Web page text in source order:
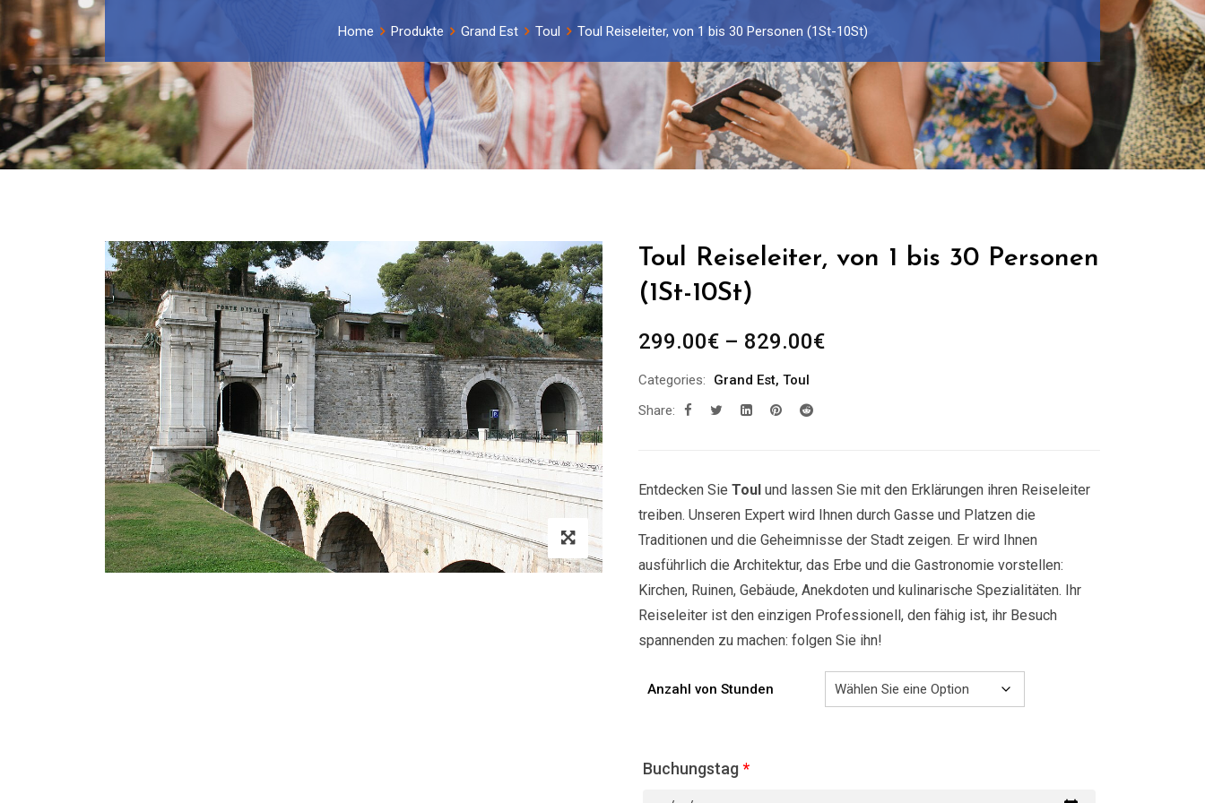
Home Produkte Grand Est Toul Toul Reiseleiter, von 1 bis 30 Personen (1St-10St)
Toul Reiseleiter, von 1 bis 30 Personen
(1St-10St)
299.00€ – 829.00€Preisspanne:
Categories: Grand Est, Toul
Share:
Entdecken Sie Toul und lassen Sie mit den Erklärungen ihren Reiseleiter
treiben. Unseren Expert wird Ihnen durch Gasse und Platzen die
Traditionen und die Geheimnisse der Stadt zeigen. Er wird Ihnen
ausführlich die Architektur, das Erbe und die Gastronomie vorstellen:
Kirchen, Ruinen, Gebäude, Anekdoten und kulinarische Spezialitäten. Ihr
Reiseleiter ist den einzigen Professionell, den fähig ist, ihr Besuch
spannenden zu machen: folgen Sie ihn!
Anzahl von Stunden
Buchungstag*